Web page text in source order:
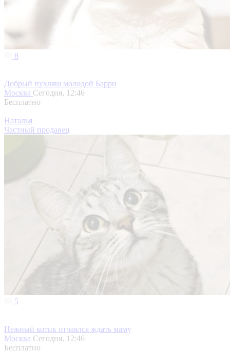
8
Добрый пухляш молодой Барри
Москва Сегодня, 12:46
Бесплатно
Наталья
Частный продавец
5
Нежный котик отчаялся ждать маму
Москва Сегодня, 12:46
Бесплатно